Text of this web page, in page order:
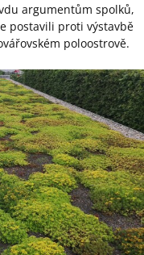
argumentům spolků,
postavili proti výstavbě
poloostrově.